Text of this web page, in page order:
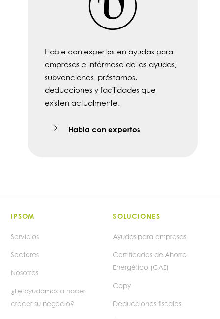
Hable con expertos en ayudas para
empresas e infórmese de las ayudas,
subvenciones, préstamos,
deducciones y facilidades que
existen actualmente.
Habla con expertos
IPSOM
Servicios
Sectores
Nosotros
¿Le ayudamos a hacer
crecer su negocio?
SOLUCIONES
Ayudas para empresas
Certificados de Ahorro
Energético (CAE)
Copy
Deducciones fiscales